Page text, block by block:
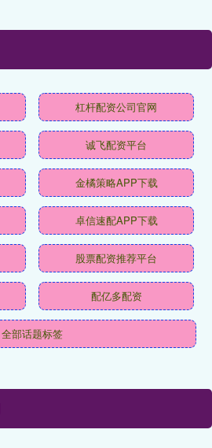
杠杆配资公司官网
诚飞配资平台
金橘策略APP下载
卓信速配APP下载
股票配资推荐平台
配亿多配资
全部话题标签